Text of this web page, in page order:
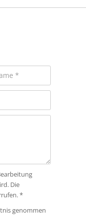
Die
*
genommen